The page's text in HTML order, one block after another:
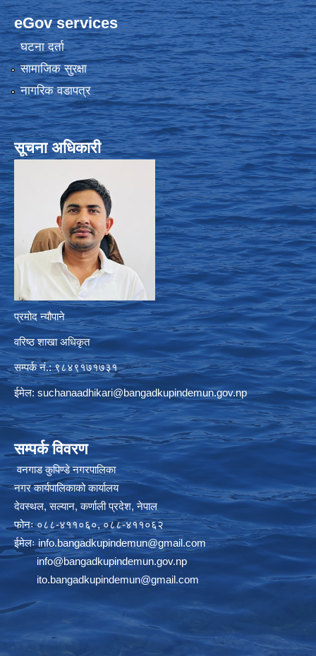
eGov services
घटना दर्ता
सामाजिक सुरक्षा
नागरिक वडापत्र
सूचना अधिकारी
प्रमोद न्यौपाने
वरिष्ठ शाखा अधिकृत
सम्पर्क नं.: ९८४९१७१७३१
ईमेल: suchanaadhikari@bangadkupindemun.gov.np
सम्पर्क विवरण
वनगाड कुपिण्डे नगरपालिका
नगर कार्यपालिकाको कार्यालय
देवस्थल, सल्यान, कर्णाली प्रदेश, नेपाल
फोनः ०८८-४११०६०, ०८८-४११०६२
ईमेलःinfo.bangadkupindemun@gmail.com
info@bangadkupindemun.gov.np
ito.bangadkupindemun@gmail.com